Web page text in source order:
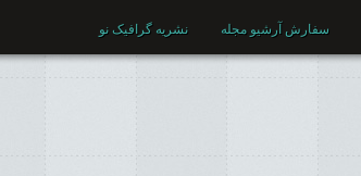
نشریه گرافیک نو سفارش آرشیو مجله